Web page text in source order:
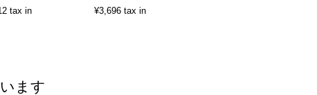
ャツ [GIVE-PEACE]
tax in
トTシャツ [LA-FRONT]
¥3,696 tax in
ます